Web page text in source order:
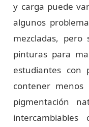
y carga puede
algunos
mezcladas,
pinturas para
estudiantes con
contener menos
pigmentación